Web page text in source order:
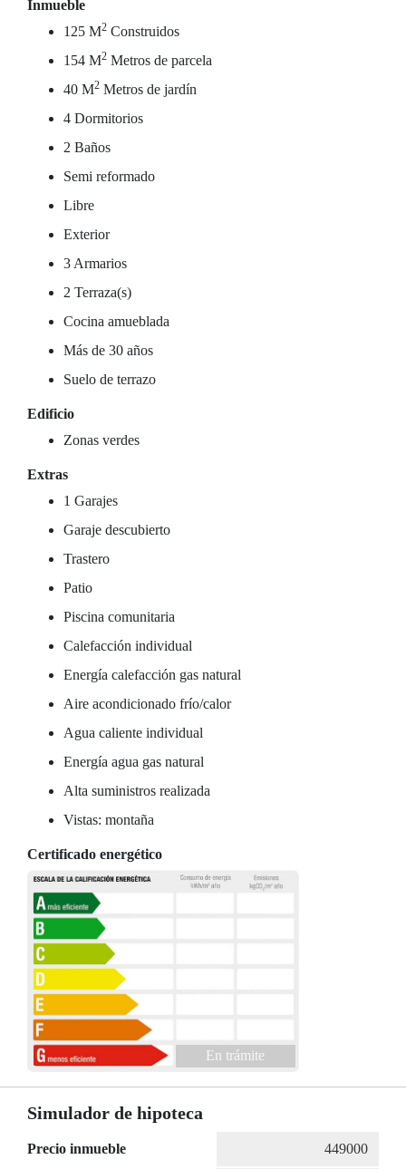
Inmueble
125 M2 Construidos
154 M2 Metros de parcela
40 M2 Metros de jardín
4 Dormitorios
2 Baños
Semi reformado
Libre
Exterior
3 Armarios
2 Terraza(s)
Cocina amueblada
Más de 30 años
Suelo de terrazo
Edificio
Zonas verdes
Extras
1 Garajes
Garaje descubierto
Trastero
Patio
Piscina comunitaria
Calefacción individual
Energía calefacción gas natural
Aire acondicionado frío/calor
Agua caliente individual
Energía agua gas natural
Alta suministros realizada
Vistas: montaña
Certificado energético
En trámite
Simulador de hipoteca
Precio inmueble